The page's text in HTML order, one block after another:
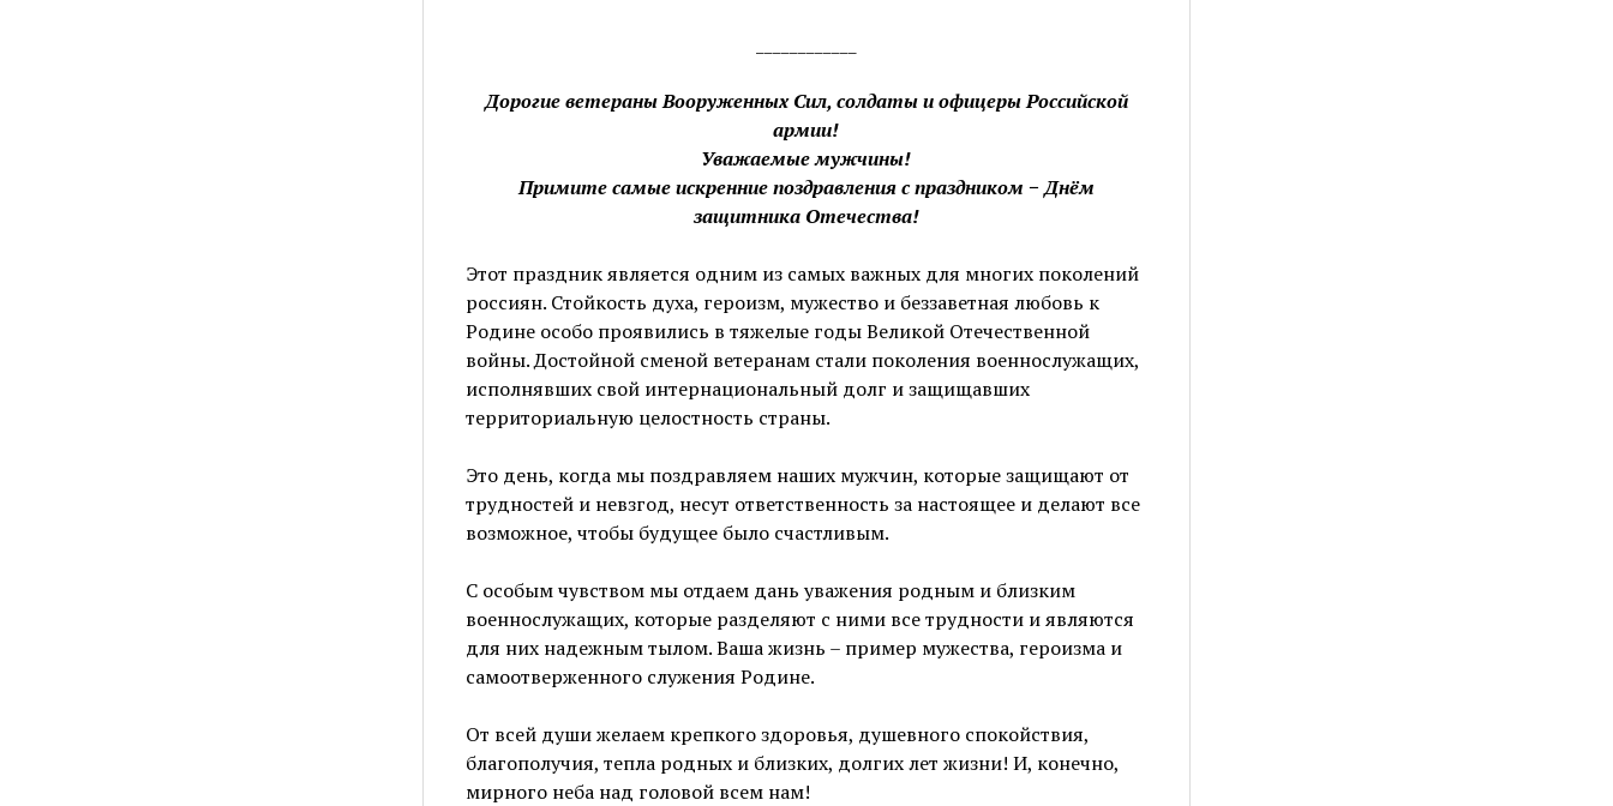
Дорогие ветераны Вооруженных Сил, солдаты и офицеры Российской
армии!
Уважаемые мужчины!
Примите самые искренние поздравления с праздником − Днём
защитника Отечества!
Этот праздник является одним из самых важных для многих поколений
россиян. Стойкость духа, героизм, мужество и беззаветная любовь к
Родине особо проявились в тяжелые годы Великой Отечественной
войны. Достойной сменой ветеранам стали поколения военнослужащих,
исполнявших свой интернациональный долг и защищавших
территориальную целостность страны.
Это день, когда мы поздравляем наших мужчин, которые защищают от
трудностей и невзгод, несут ответственность за настоящее и делают все
возможное, чтобы будущее было счастливым.
С особым чувством мы отдаем дань уважения родным и близким
военнослужащих, которые разделяют с ними все трудности и являются
для них надежным тылом. Ваша жизнь – пример мужества, героизма и
самоотверженного служения Родине.
От всей души желаем крепкого здоровья, душевного спокойствия,
благополучия, тепла родных и близких, долгих лет жизни! И, конечно,
мирного неба над головой всем нам!